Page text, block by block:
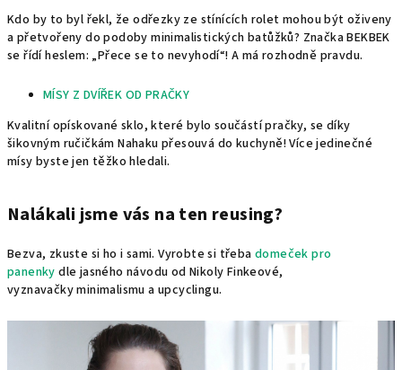
Kdo by to byl řekl, že odřezky ze stínících rolet mohou být oživeny
a přetvořeny do podoby minimalistických batůžků? Značka BEKBEK
se řídí heslem: „Přece se to nevyhodí“! A má rozhodně pravdu.
MÍSY Z DVÍŘEK OD PRAČKY
Kvalitní opískované sklo, které bylo součástí pračky, se díky
šikovným ručičkám Nahaku přesouvá do kuchyně! Více jedinečné
mísy byste jen těžko hledali.
Nalákali jsme vás na ten reusing?
Bezva, zkuste si ho i sami. Vyrobte si třeba domeček pro
panenky dle jasného návodu od Nikoly Finkeové,
vyznavačky minimalismu a upcyclingu.